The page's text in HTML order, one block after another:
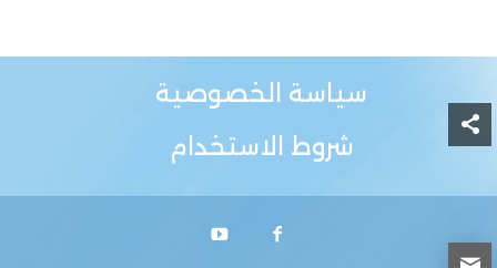
سياسة الخصوصية
شروط الاستخدام